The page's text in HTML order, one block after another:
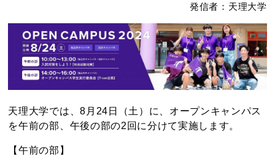
発信者：天理大学
天理大学では、8月24日（土）に、オープンキャンパス
を午前の部、午後の部の2回に分けて実施します。
【午前の部】